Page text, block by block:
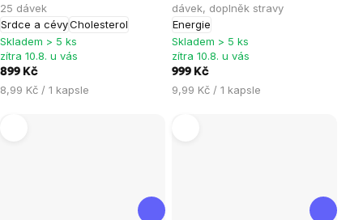
25 dávek
Srdce a cévyCholesterol
4,9
z
5
hvězdiček.
Skladem > 5 ks
zítra 10.8. u vás
899 Kč
Měrná
8,99 Kč / 1 kapsle
dávek, doplněk stravy
Energie
4,8
z
5
hvězdiček.
Skladem > 5 ks
zítra 10.8. u vás
999 Kč
Měrná
9,99 Kč / 1 kapsle